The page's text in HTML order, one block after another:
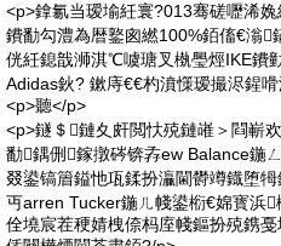
<p>鎿氱当瑷堬紝寰?013骞磋嚦浠
鐨勫勾澧為暦鐜囪繎100%銆傗€滃
侊紝鎴戠浉淇℃噳瑭叉槸璺烴IKE鐨
Adidas鈥? 鏉庤€€杓濆憡瑷撮浕鍟
<p>聽</p>
<p>鐩＄鏈夊皯閲忕殑鏈嶉＞閰嶄
勫鍝侀鎵撴硶锛孨ew Balance鍦
叕鍙镐篃鎰忚瓨鍒扮灜閫欎竴鐡堕
丏arren Tucker鍦ㄦ帴鍙椼€婂寳浜
佺墝宸茬稉婧栧倷杩庢帴鏂扮殑鎸